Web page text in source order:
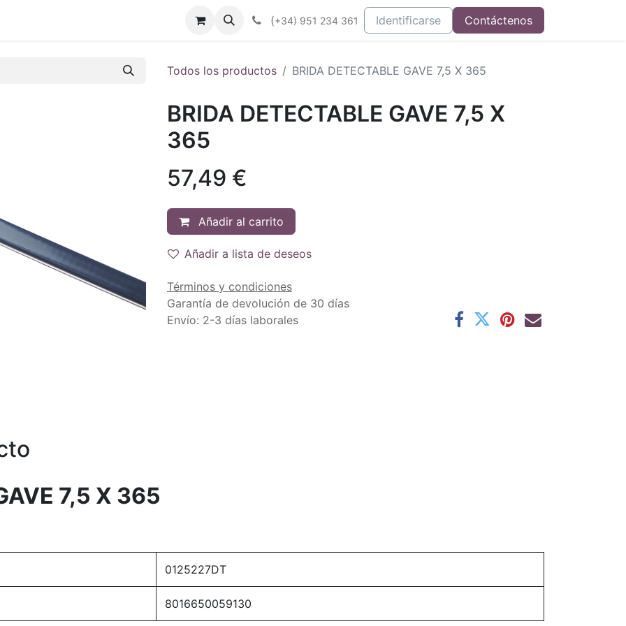
Industrias Noticias Integrados
(+34) 951 234 361 Identificarse Contáctenos
Todos los productos BRIDA DETECTABLE GAVE 7,5 X 365
BRIDA DETECTABLE GAVE 7,5 X
365
57,49 €
Añadir al carrito
Añadir a lista de deseos
Términos y condiciones
Garantía de devolución de 30 días
Envío: 2-3 días laborales
7,5 X 365
0125227DT
8016650059130